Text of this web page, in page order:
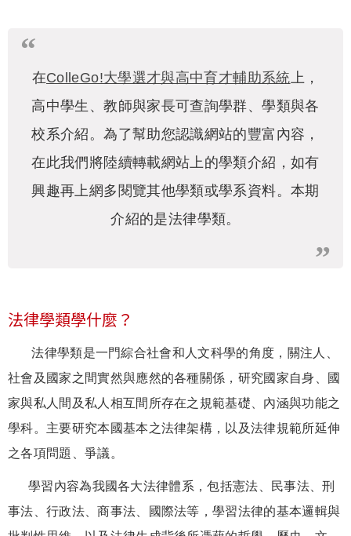
在ColleGo!大學選才與高中育才輔助系統上，
高中學生、教師與家長可查詢學群、學類與各
校系介紹。為了幫助您認識網站的豐富內容，
在此我們將陸續轉載網站上的學類介紹，如有
興趣再上網多閱覽其他學類或學系資料。本期
介紹的是法律學類。
法律學類學什麼？
法律學類是一門綜合社會和人文科學的角度，關注人、
社會及國家之間實然與應然的各種關係，研究國家自身、國
家與私人間及私人相互間所存在之規範基礎、內涵與功能之
學科。主要研究本國基本之法律架構，以及法律規範所延伸
之各項問題、爭議。
學習內容為我國各大法律體系，包括憲法、民事法、刑
事法、行政法、商事法、國際法等，學習法律的基本邏輯與